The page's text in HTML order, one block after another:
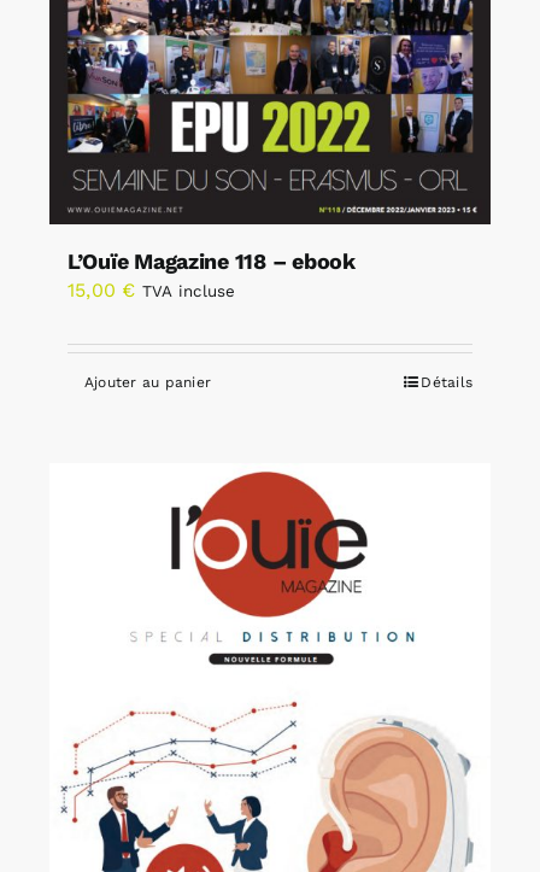
L’Ouïe Magazine 118 – ebook
15,00 € TVA incluse
Ajouter au panier Détails